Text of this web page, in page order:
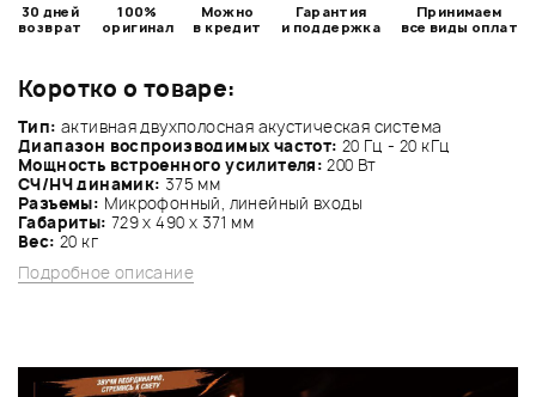
Коротко о товаре:
Тип: активная двухполосная акустическая система
Диапазон воспроизводимых частот: 20 Гц - 20 кГц
Мощность встроенного усилителя:200 Вт
СЧ/НЧ динамик: 375 мм
Разъемы: Микрофонный, линейный входы
Габариты: 729 х 490 х 371 мм
Вес: 20 кг
Подробное описание
30 дней
возврат
100%
оригинал
Можно
в кредит
Гарантия
и поддержка
Принимаем
все виды оплат